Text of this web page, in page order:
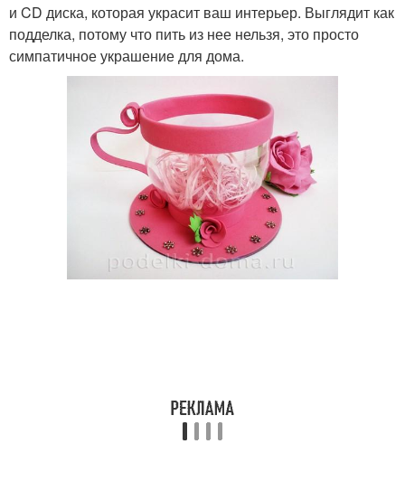
и CD диска, которая украсит ваш интерьер. Выглядит как
подделка, потому что пить из нее нельзя, это просто
симпатичное украшение для дома.